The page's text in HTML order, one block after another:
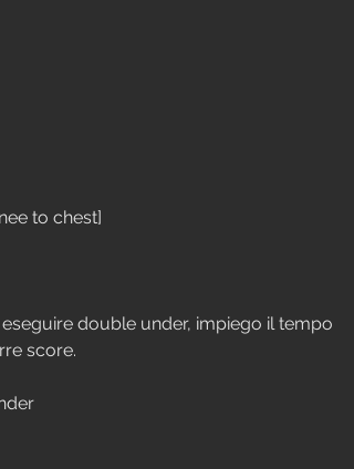
to chest]
double under, impiego il tempo
score.